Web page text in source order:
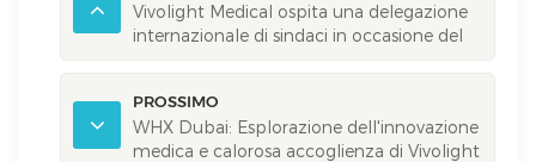
Vivolight Medical ospita una delegazione
internazionale di sindaci in occasione del
PROSSIMO
WHX Dubai: Esplorazione dell'innovazione
medica e calorosa accoglienza di Vivolight